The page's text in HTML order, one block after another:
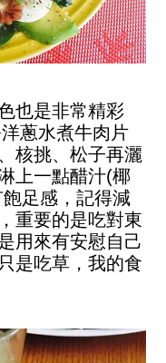
也是非常精彩
蔥水煮牛肉片
核挑、松子再灑
上一點醋汁(椰
足感，記得減
重要的是吃對東
用來有安慰自己
是吃草，我的食